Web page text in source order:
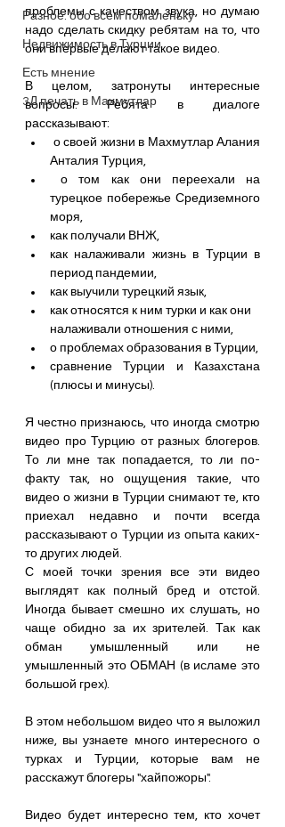
Разное: обо всем помаленьку
Недвижимость в Турции
Есть мнение
3Д печать в Махмутлар
проблемы с качеством звука, но думаю
надо сделать скидку ребятам на то, что
они впервые делают такое видео.
В целом, затронуты интересные
вопросы. Ребята в диалоге
рассказывают:
Анталия Турция,
о том как они переехали на
турецкое побережье Средиземного
моря,
как получали ВНЖ,
как налаживали жизнь в Турции в
период пандемии,
как выучили турецкий язык,
как относятся к ним турки и как они
налаживали отношения с ними,
о проблемах образования в Турции,
сравнение Турции и Казахстана
(плюсы и минусы).
Я честно признаюсь, что иногда смотрю
видео про Турцию от разных блогеров.
То ли мне так попадается, то ли по-
факту так, но ощущения такие, что
видео о жизни в Турции снимают те, кто
приехал недавно и почти всегда
рассказывают о Турции из опыта каких-
то других людей.
С моей точки зрения все эти видео
выглядят как полный бред и отстой.
Иногда бывает смешно их слушать, но
чаще обидно за их зрителей. Так как
обман умышленный или не
умышленный это ОБМАН (в исламе это
большой грех).
В этом небольшом видео что я выложил
ниже, вы узнаете много интересного о
турках и Турции, которые вам не
расскажут блогеры "хайпожоры".
Видео будет интересно тем, кто хочет